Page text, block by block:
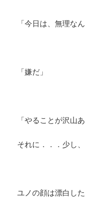
「今日は、無理なん
「嫌だ」
「やることが沢山
それに．．．少し
ユノの顔は漂白し